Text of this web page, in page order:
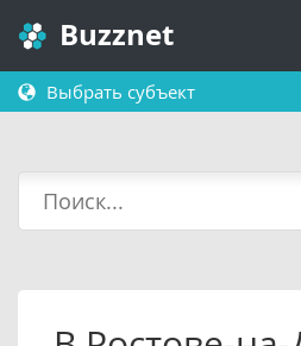
Buzznet
Выбрать субъект